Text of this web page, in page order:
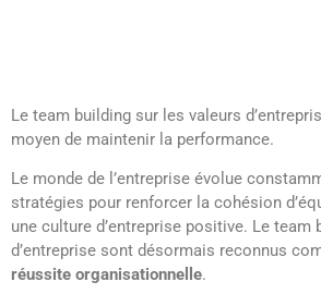
Le team building sur les valeurs
moyen de maintenir la performance.
Le monde de l’entreprise évolue
stratégies pour renforcer la cohésion
une culture d’entreprise positive. Le team
d’entreprise sont désormais reconnus
réussite organisationnelle.